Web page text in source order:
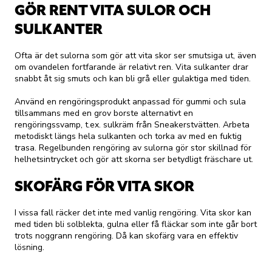
GÖR RENT VITA SULOR OCH
SULKANTER
Ofta är det sulorna som gör att vita skor ser smutsiga ut, även
om ovandelen fortfarande är relativt ren. Vita sulkanter drar
snabbt åt sig smuts och kan bli grå eller gulaktiga med tiden.
Använd en rengöringsprodukt anpassad för gummi och sula
tillsammans med en grov borste alternativt en
rengöringssvamp, t.ex. sulkräm från Sneakerstvätten. Arbeta
metodiskt längs hela sulkanten och torka av med en fuktig
trasa. Regelbunden rengöring av sulorna gör stor skillnad för
helhetsintrycket och gör att skorna ser betydligt fräschare ut.
SKOFÄRG FÖR VITA SKOR
I vissa fall räcker det inte med vanlig rengöring. Vita skor kan
med tiden bli solblekta, gulna eller få fläckar som inte går bort
trots noggrann rengöring. Då kan skofärg vara en effektiv
lösning.